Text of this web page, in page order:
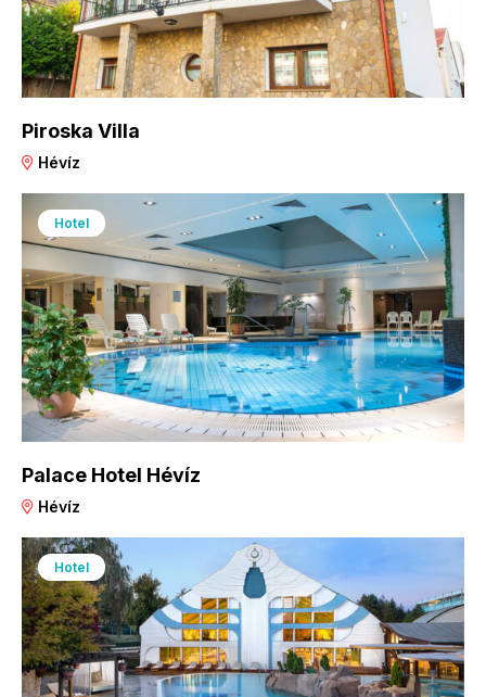
Piroska Villa
Hévíz
Hotel
Palace Hotel Hévíz
Hévíz
Hotel